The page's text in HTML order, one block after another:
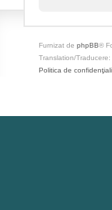
Furnizat de phpBB®
Translation/Traducere:
Politica de